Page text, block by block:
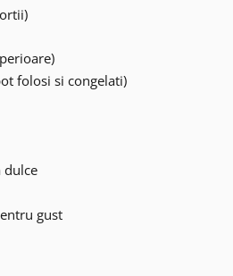
folosi si congelati)
dulce
gust